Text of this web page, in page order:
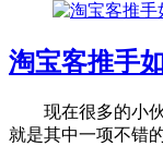
淘宝客推手
现在很多的小伙
就是其中一项不错